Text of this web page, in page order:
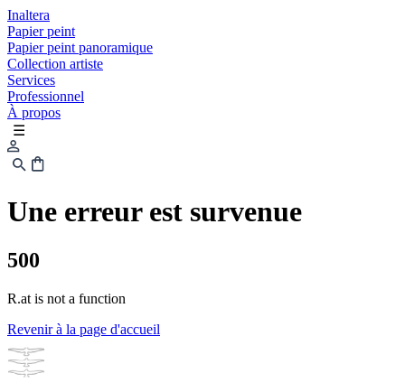
Inaltera
Papier peint
Papier peint panoramique
Collection artiste
Services
Professionnel
À propos
☰
Une erreur est survenue
500
R.at is not a function
Revenir à la page d'accueil